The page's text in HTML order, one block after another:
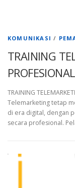
KOMUNIKASI /
TRAINING
PROFESIONAL
TRAINING
Telemarketing tetap
di era digital, dengan
secara profesional.